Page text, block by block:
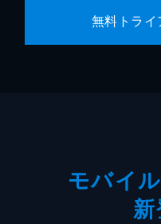
無料トライ
モバイ
新